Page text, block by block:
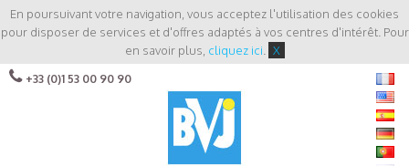
En poursuivant votre navigation, vous acceptez l'utilisation des cookies
pour disposer de services et d'offres adaptés à vos centres d'intérêt. Pour
en savoir plus, cliquez ici X
+33 (0)1 53 00 90 90